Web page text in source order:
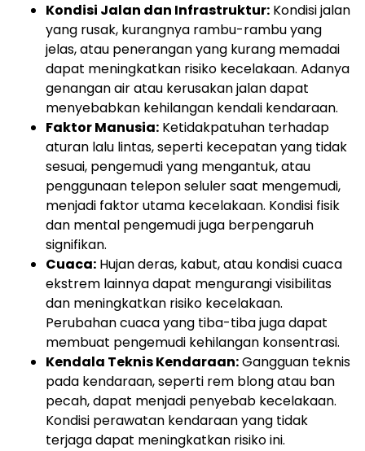
Kondisi Jalan dan Infrastruktur: Kondisi jalan
yang rusak, kurangnya rambu-rambu yang
jelas, atau penerangan yang kurang memadai
dapat meningkatkan risiko kecelakaan. Adanya
genangan air atau kerusakan jalan dapat
menyebabkan kehilangan kendali kendaraan.
Faktor Manusia: Ketidakpatuhan terhadap
aturan lalu lintas, seperti kecepatan yang tidak
sesuai, pengemudi yang mengantuk, atau
penggunaan telepon seluler saat mengemudi,
menjadi faktor utama kecelakaan. Kondisi fisik
dan mental pengemudi juga berpengaruh
signifikan.
Cuaca: Hujan deras, kabut, atau kondisi cuaca
ekstrem lainnya dapat mengurangi visibilitas
dan meningkatkan risiko kecelakaan.
Perubahan cuaca yang tiba-tiba juga dapat
membuat pengemudi kehilangan konsentrasi.
Kendala Teknis Kendaraan:Gangguan teknis
pada kendaraan, seperti rem blong atau ban
pecah, dapat menjadi penyebab kecelakaan.
Kondisi perawatan kendaraan yang tidak
terjaga dapat meningkatkan risiko ini.